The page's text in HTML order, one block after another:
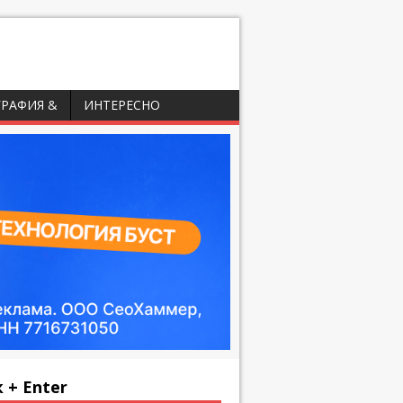
& ИНТЕРЕСНО
+ Enter